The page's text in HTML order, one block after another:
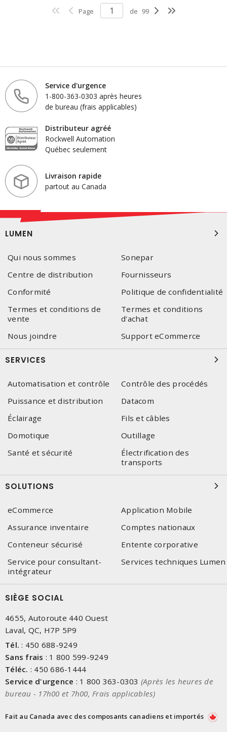
Page de 99
Service d'urgence
1-800-363-0303 après heures
de bureau (frais applicables)
Distributeur agréé
Rockwell Automation
Québec seulement
Livraison rapide
partout au Canada
LUMEN
Qui nous sommes
Sonepar
Centre de distribution
Fournisseurs
Conformité
Politique de confidentialité
Termes et conditions de
vente
Termes et conditions
d'achat
Nous joindre
Support eCommerce
SERVICES
Automatisation et contrôle
Contrôle des procédés
Puissance et distribution
Datacom
Éclairage
Fils et câbles
Domotique
Outillage
Santé et sécurité
Électrification des
transports
SOLUTIONS
eCommerce
Application Mobile
Assurance inventaire
Comptes nationaux
Conteneur sécurisé
Entente corporative
Service pour consultant-
intégrateur
Services techniques Lumen
SIÈGE SOCIAL
4655, Autoroute 440 Ouest
Laval, QC, H7P 5P9
Tél. : 450 688-9249
Sans frais : 1 800 599-9249
Téléc. : 450 686-1444
Service d'urgence : 1 800 363-0303 (Après les heures de
bureau - 17h00 et 7h00, Frais applicables)
Fait au Canada avec des composants canadiens et importés